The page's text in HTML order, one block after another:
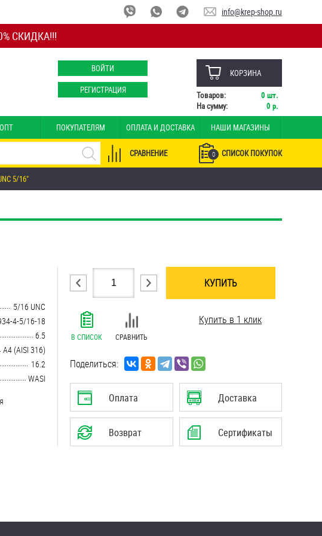
СКИДКА!!!
info@krep-shop.ru
ВОЙТИ
РЕГИСТРАЦИЯ
КОРЗИНА
Товаров: 0 шт.
На сумму:
0 р.
ОПТ ПОКУПАТЕЛЯМ ОПЛАТА И ДОСТАВКА НАШИ МАГАЗИНЫ
0 СПИСОК ПОКУПОК
СРАВНЕНИЕ
5/16"
5/16 UNC
4-5/16-18
6.5
A4 (AISI 316)
16.2
WASI
КУПИТЬ
В СПИСОК СРАВНИТЬ
Купить в 1 клик
Поделиться:
Оплата Доставка
Возврат Сертификаты